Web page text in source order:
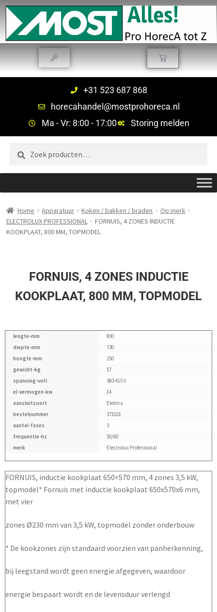
+31 523 687 868
horecahandel@mostprohoreca.nl
Ma - Vr: 8:00 - 17:00
Storing melden
Zoeken
Home Apparatuur Koken / bakken / braden
Op merk
ELECTROLUX PROFESSIONAL
FORNUIS, 4 ZONES INDUCTIE
KOOKPLAAT, 800 MM, TOPMODEL
FORNUIS, 4 ZONES INDUCTIE
KOOKPLAAT, 800 MM, TOPMODEL
lengte-mm
800
diepte-mm
730
hoogte-mm
250
gewicht-kg
57
spanning-volt
380-415 V
el-vermogen-kw
14
aansluitsoort
Elektra
bestelnummer
371021
aantal-fases
3
frequentie-hz
50/60
merk
Electrolux Professional
FORNUIS, inductie kookplaat 650×570 mm, 4 zones 3,5 kW,
topmodel* Fornuis met inductie kookplaat 650x570x6 mm,
met vier
zones Ø230 mm van 3,5 kW, topmodel zonder onderbouw
* De kookzones zijn standaard voorzien van panherkenning,
bij leegstand wordt geen energie afgegeven, waardoor
energie bespaart wordt en de levensduur verlengd